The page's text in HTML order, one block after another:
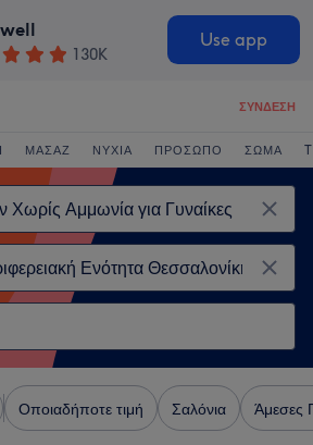
130K
Use app
ΣΎΝΔΕΣΗ
ΜΑΣΆΖ ΝΎΧΙΑ ΠΡΌΣΩΠΟ ΣΏΜΑ
Οποιαδήποτε τιμή Σαλόνια Άμεσες